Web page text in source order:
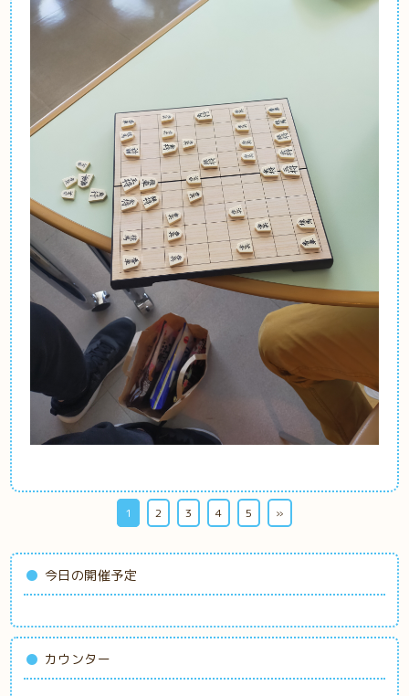
1 2 3 4 5 »
今日の開催予定
カウンター